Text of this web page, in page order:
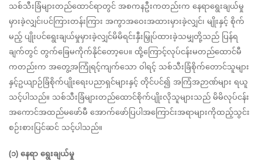
သစ်သီးခြံများတည်ထောင်ရာတွင် အစကနဦးကတည်းက နေရာရွေးချယ်မှု
မှားခဲ့လျှင်၊ပင်ကြားတန်းကြား အကွာအဝေးအထားမှားခဲ့လျှင်၊ မျိုးနှင့် စိုက်
မည့် ပျိုးပင်ရွေးချယ်မှုမှားခဲ့လျှင်မိမိရင်းနှီးမြှုပ်ထားခဲ့သမျှတို့သည် ပြန်ရ
ချက်တွင် တွက်ခြေမကိုက်နိုင်တော့ပေ။ ထို့ကြောင့်လုပ်ငန်းမတည်ထောင်မီ
ကတည်းက အတွေ့အကြုံရင့်ကျက်သော ဝါရင့် သစ်သီးခြံစိုက်တောင်သူများ
နှင့်ဥယျာဉ်ခြံစိုက်ပျိုးရေးပညာရှင်များနှင့် တိုင်ပင်၍ အကြံအဉာဏ်များ ရယူ
သင့်ပါသည်။ သစ်သီးခြံများတည်ထောင်စိုက်ပျိုးလိုသူများသည် မိမိလုပ်ငန်း
အကောင်အထည်မဖော်မီ အောက်ဖော်ပြပါအကြောင်းအရာများကိုထည့်သွင်း
စဉ်းစားပြင်ဆင် သင့်ပါသည်။
(၁) နေရာ ရွေးချယ်မှု